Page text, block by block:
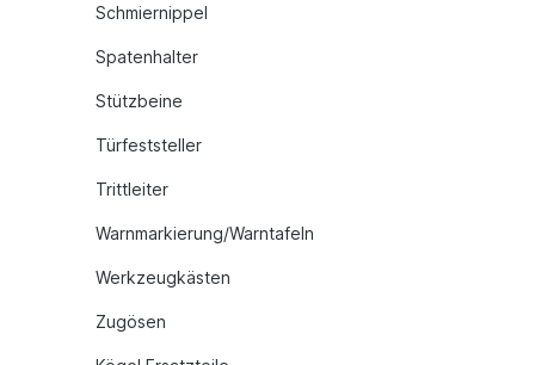
Schmiernippel
Spatenhalter
Stützbeine
Türfeststeller
Trittleiter
Warnmarkierung/Warntafeln
Werkzeugkästen
Zugösen